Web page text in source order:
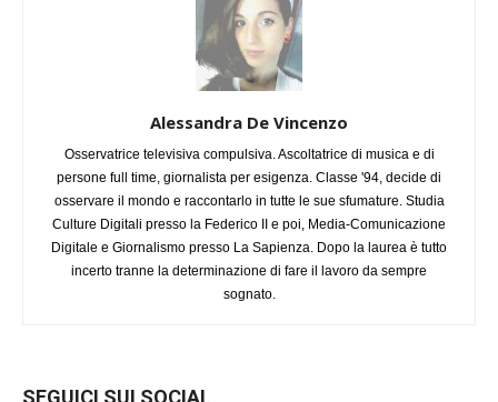
Alessandra De Vincenzo
Osservatrice televisiva compulsiva. Ascoltatrice di musica e di
persone full time, giornalista per esigenza. Classe '94, decide di
osservare il mondo e raccontarlo in tutte le sue sfumature. Studia
Culture Digitali presso la Federico II e poi, Media-Comunicazione
Digitale e Giornalismo presso La Sapienza. Dopo la laurea è tutto
incerto tranne la determinazione di fare il lavoro da sempre
sognato.
SEGUICI SUI SOCIAL